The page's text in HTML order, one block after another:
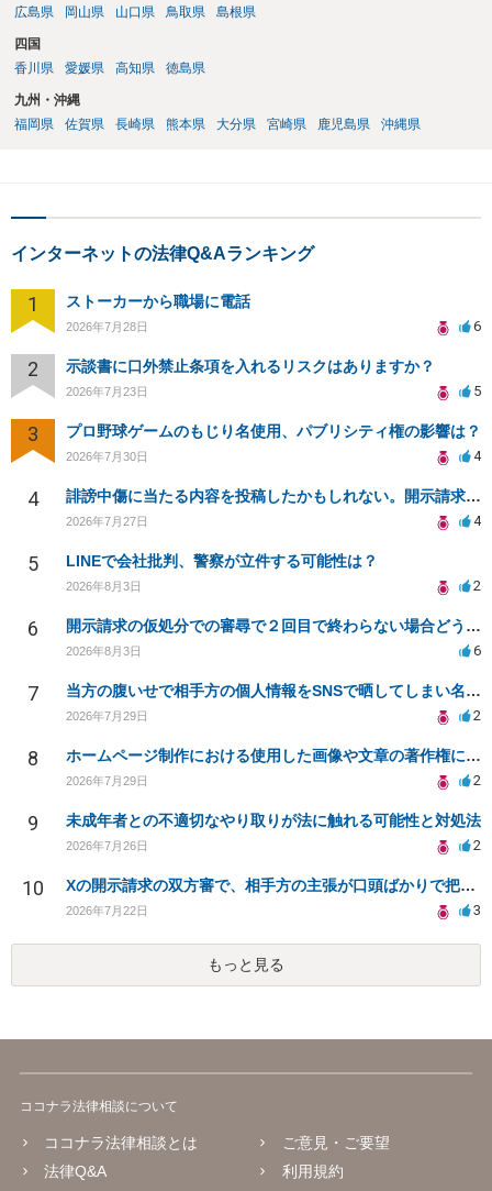
広島県
岡山県 山口県 鳥取県 島根県
四国
香川県
愛媛県 高知県 徳島県
九州・沖縄
福岡県
佐賀県 長崎県 熊本県 大分県 宮崎県 鹿児島県 沖縄県
インターネットの法律Q&Aランキング
1 ストーカーから職場に電話
2026年7月28日 6
2 示談書に口外禁止条項を入れるリスクはありますか？
2026年7月23日 5
3 プロ野球ゲームのもじり名使用、パブリシティ権の影響は？
2026年7月30日 4
4 誹謗中傷に当たる内容を投稿したかもしれない。開示請求や民事刑事裁判に発展しうるのか教えて欲しい。
2026年7月27日 4
5 LINEで会社批判、警察が立件する可能性は？
2026年8月3日 2
6 開示請求の仮処分での審尋で２回目で終わらない場合どうしたらいいですか
2026年8月3日 6
7 当方の腹いせで相手方の個人情報をSNSで晒してしまい名誉毀損させてしまったかもしれない
2026年7月29日 2
8 ホームページ制作における使用した画像や文章の著作権について
2026年7月29日 2
9 未成年者との不適切なやり取りが法に触れる可能性と対処法
2026年7月26日 2
10 Xの開示請求の双方審で、相手方の主張が口頭ばかりで把握しきれません
2026年7月22日 3
もっと見る
ココナラ法律相談について
ココナラ法律相談とは
法律Q&A
ご意見・ご要望
利用規約